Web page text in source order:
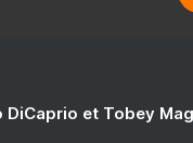
DiCaprio et Tobey